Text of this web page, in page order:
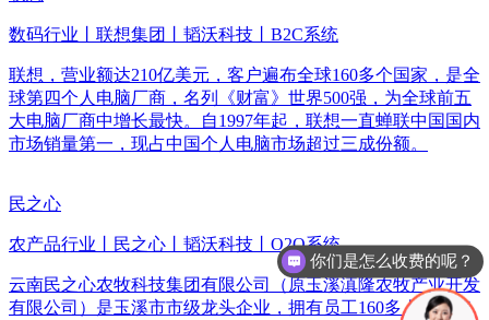
数码行业丨联想集团丨韬沃科技丨B2C系统
联想，营业额达210亿美元，客户遍布全球160多个国家，是全
球第四个人电脑厂商，名列《财富》世界500强，为全球前五
大电脑厂商中增长最快。自1997年起，联想一直蝉联中国国内
市场销量第一，现占中国个人电脑市场超过三成份额。
民之心
农产品行业丨民之心丨韬沃科技丨O2O系统
云南民之心农牧科技集团有限公司（原玉溪滇隆农牧产业开发
有限公司）是玉溪市市级龙头企业，拥有员工160多人，种养
你们是怎么收费的呢？